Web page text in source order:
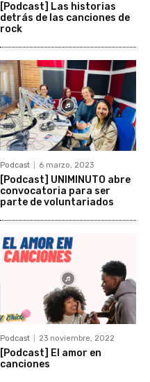
[Podcast] Las historias
detrás de las canciones de
rock
Podcast 6 marzo, 2023
[Podcast] UNIMINUTO abre
convocatoria para ser
parte de voluntariados
Podcast 23 noviembre, 2022
[Podcast] El amor en
canciones